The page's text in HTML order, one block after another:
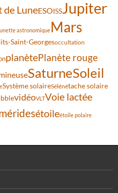
de LuneESOISSJupiter
astronomiqueMars
Saint-Georgesoccultation
planètePlanète rouge
SaturneSoleil
Système solaireSélénétache solaire
vidéoVLTVoie lactée
étoileétoile polaire